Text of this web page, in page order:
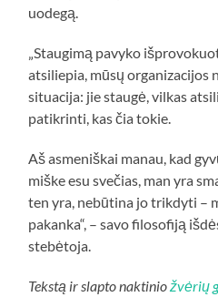
uodegą.
„Staugimą pavyko
atsiliepia, mūsų organizacijos
situacija: jie staugė, vilkas
patikrinti, kas čia tokie.
Aš asmeniškai manau, kad
miške esu svečias, man yra
ten yra, nebūtina jo trikdyti –
pakanka“, – savo filosofiją
stebėtoja.
Tekstą ir slapto naktiniožvėrių